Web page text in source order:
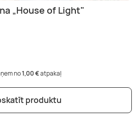
„House of Light"
no1,00 €atpakaļ
produktu